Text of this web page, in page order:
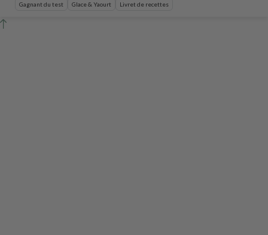
Gagnant du test Glace & Yaourt Livret de recettes